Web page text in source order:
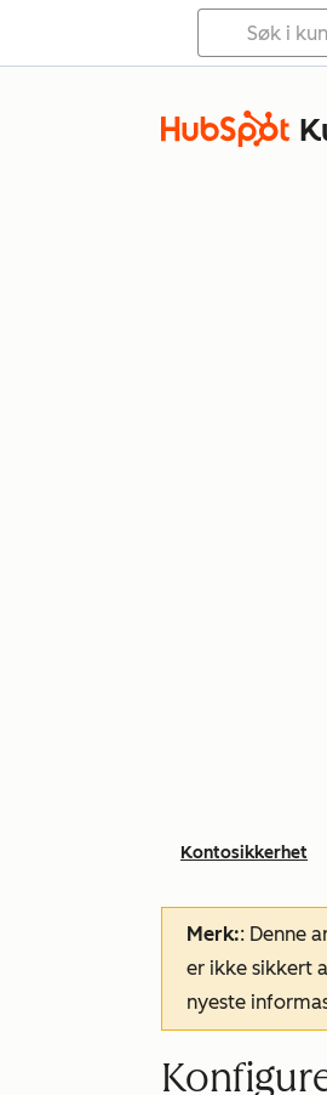
Kontosikkerhet
Merk:: Denne
er ikke sikkert
nyeste